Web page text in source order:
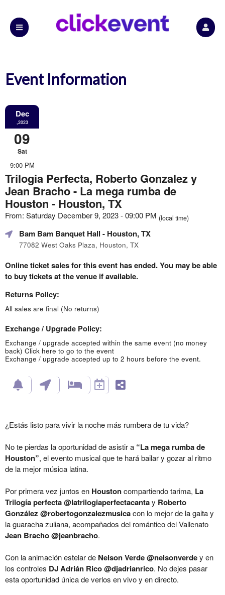
Event Information
Dec
,2023
09
Sat
9:00 PM
Trilogia Perfecta, Roberto Gonzalez y
Jean Bracho - La mega rumba de
Houston - Houston, TX
From: Saturday December 9, 2023 - 09:00 PM (local time)
Bam Bam Banquet Hall - Houston, TX
77082 West Oaks Plaza, Houston, TX
Online ticket sales for this event has ended. You may be able
to buy tickets at the venue if available.
Returns Policy:
All sales are final (No returns)
Exchange / Upgrade Policy:
Exchange / upgrade accepted within the same event (no money
back) Click here to go to the event
Exchange / upgrade accepted up to 2 hours before the event.
¿Estás listo para vivir la noche más rumbera de tu vida?
No te pierdas la oportunidad de asistir a “La mega rumba de
Houston”, el evento musical que te hará bailar y gozar al ritmo
de la mejor música latina.
Por primera vez juntos en Houstoncompartiendo tarima, La
Trilogía perfecta @latrilogiaperfectacantay Roberto
González @robertogonzalezmusicacon lo mejor de la gaita y
la guaracha zuliana, acompañados del romántico del Vallenato
Jean Bracho @jeanbracho.
Con la animación estelar de Nelson Verde @nelsonverdey en
los controles DJ Adrián Rico @djadrianrico. No dejes pasar
esta oportunidad única de verlos en vivo y en directo.